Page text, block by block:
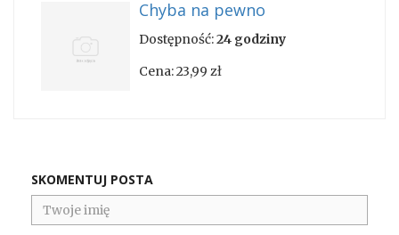
Chyba na pewno
Dostępność:24 godziny
Cena:23,99 zł
SKOMENTUJ POSTA